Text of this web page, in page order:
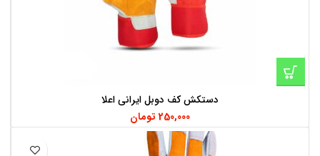
دستکش کف دوبل ایرانی اعلا
250,000 تومان